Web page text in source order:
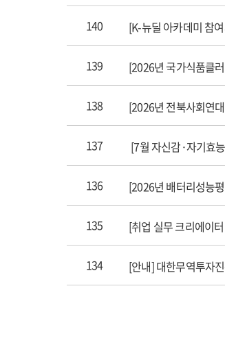
140 [K-뉴딜 아카데미 참
139 [2026년 국가식품클
138 [2026년 전북사회연
137 [7월 자신감·자기효
136 [2026년 배터리성능
135 [취업 실무 크리에이
134 [안내] 대한무역투자